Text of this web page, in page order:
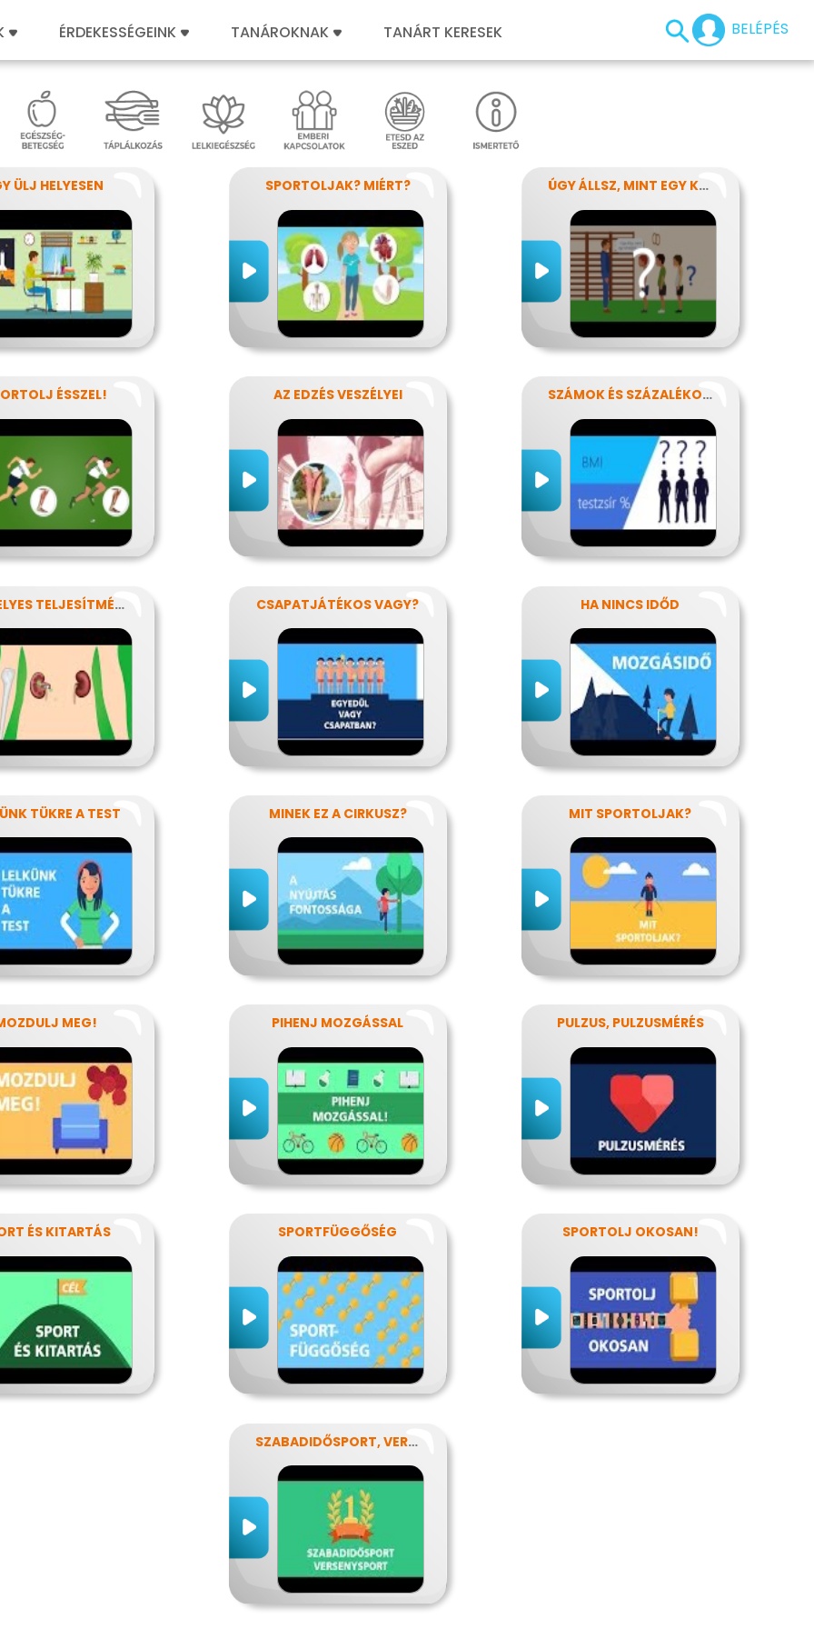
BELÉPÉS
ÉRDEKESSÉGEINK TANÁROKNAK TANÁRT KERESEK
ÜLJ HELYESEN SPORTOLJAK? MIÉRT? ÚGY ÁLLSZ, MINT EGY KÉRDŐJEL
ÉSSZEL! AZ EDZÉS VESZÉLYEI SZÁMOK ÉS SZÁZALÉKOK REJTELMEI
VESZÉLYES TELJESÍTMÉNY CSAPATJÁTÉKOS VAGY? HA NINCS IDŐD
TÜKRE A TEST MINEK EZ A CIRKUSZ? MIT SPORTOLJAK?
MEG! PIHENJ MOZGÁSSAL PULZUS, PULZUSMÉRÉS
ÉS KITARTÁS SPORTFÜGGŐSÉG SPORTOLJ OKOSAN!
SZABADIDŐSPORT, VERSENYSPORT